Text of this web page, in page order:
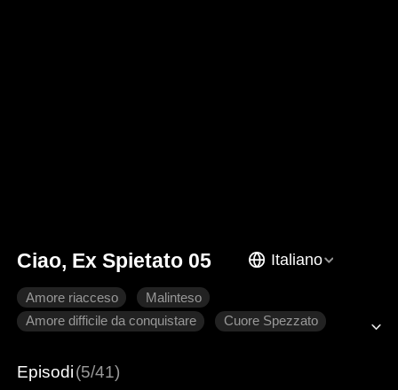
Ciao, Ex Spietato 05 Italiano
Amore riacceso
Malinteso
Amore difficile da conquistare
Cuore Spezzato
Episodi(5/41)